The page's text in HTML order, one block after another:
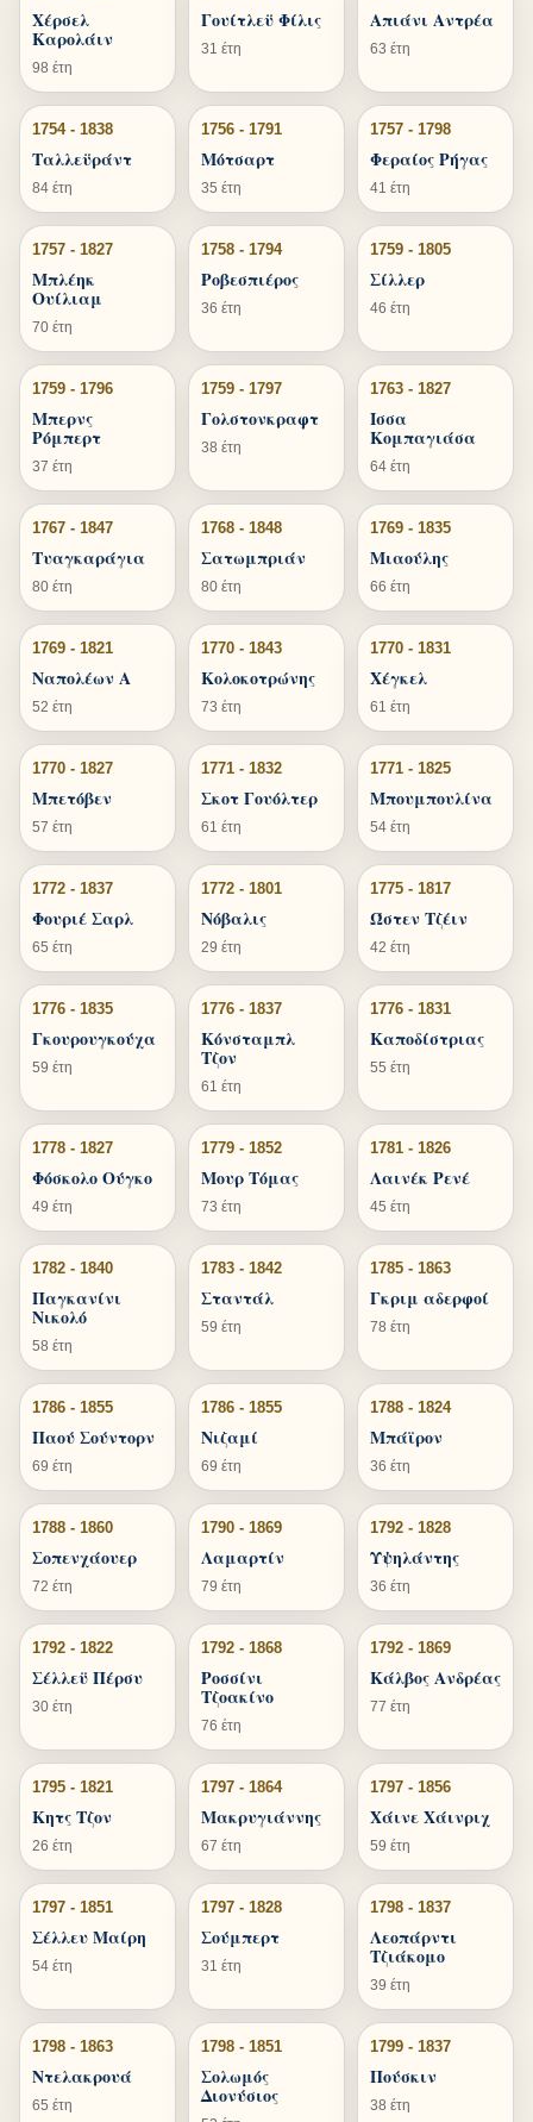
Χέρσελ
Καρολάιν
98 έτη
Γουίτλεϋ Φίλις
31 έτη
Απιάνι Αντρέα
63 έτη
1754 - 1838
Ταλλεϋράντ
84 έτη
1756 - 1791
Μότσαρτ
35 έτη
1757 - 1798
Φεραίος Ρήγας
41 έτη
1757 - 1827
Μπλέηκ
Ουίλιαμ
70 έτη
1758 - 1794
Ροβεσπιέρος
36 έτη
1759 - 1805
Σίλλερ
46 έτη
1759 - 1796
Μπερνς
Ρόμπερτ
37 έτη
1759 - 1797
Γολστονκραφτ
38 έτη
1763 - 1827
Ισσα
Κομπαγιάσα
64 έτη
1767 - 1847
Τυαγκαράγια
80 έτη
1768 - 1848
Σατωμπριάν
80 έτη
1769 - 1835
Μιαούλης
66 έτη
1769 - 1821
Ναπολέων Α
52 έτη
1770 - 1843
Κολοκοτρώνης
73 έτη
1770 - 1831
Χέγκελ
61 έτη
1770 - 1827
Μπετόβεν
57 έτη
1771 - 1832
Σκοτ Γουόλτερ
61 έτη
1771 - 1825
Μπουμπουλίνα
54 έτη
1772 - 1837
Φουριέ Σαρλ
65 έτη
1772 - 1801
Νόβαλις
29 έτη
1775 - 1817
Ώστεν Τζέιν
42 έτη
1776 - 1835
Γκουρουγκούχα
59 έτη
1776 - 1837
Κόνσταμπλ
Τζον
61 έτη
1776 - 1831
Καποδίστριας
55 έτη
1778 - 1827
Φόσκολο Ούγκο
49 έτη
1779 - 1852
Μουρ Τόμας
73 έτη
1781 - 1826
Λαινέκ Ρενέ
45 έτη
1782 - 1840
Παγκανίνι
Νικολό
58 έτη
1783 - 1842
Σταντάλ
59 έτη
1785 - 1863
Γκριμ αδερφοί
78 έτη
1786 - 1855
Παού Σούντορν
69 έτη
1786 - 1855
Νιζαμί
69 έτη
1788 - 1824
Μπάϊρον
36 έτη
1788 - 1860
Σοπενχάουερ
72 έτη
1790 - 1869
Λαμαρτίν
79 έτη
1792 - 1828
Υψηλάντης
36 έτη
1792 - 1822
Σέλλεϋ Πέρσυ
30 έτη
1792 - 1868
Ροσσίνι
Τζοακίνο
76 έτη
1792 - 1869
Κάλβος Ανδρέας
77 έτη
1795 - 1821
Κητς Τζον
26 έτη
1797 - 1864
Μακρυγιάννης
67 έτη
1797 - 1856
Χάινε Χάινριχ
59 έτη
1797 - 1851
Σέλλευ Μαίρη
54 έτη
1797 - 1828
Σούμπερτ
31 έτη
1798 - 1837
Λεοπάρντι
Τζιάκομο
39 έτη
1798 - 1863
Ντελακρουά
65 έτη
1798 - 1851
Σολωμός
Διονύσιος
1799 - 1837
Πούσκιν
38 έτη